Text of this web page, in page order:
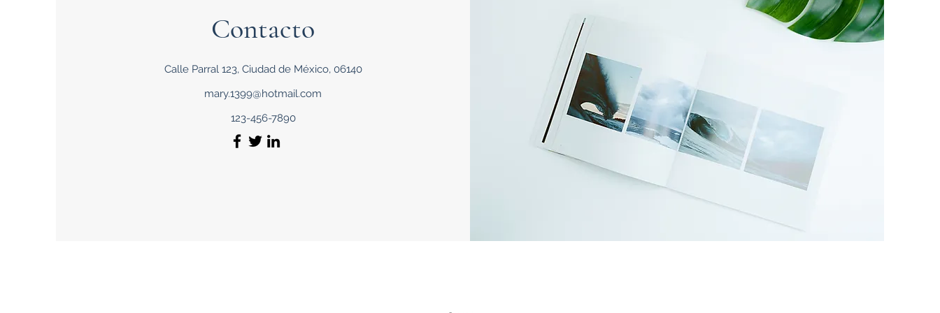
Video Title
Publisher Name
Video Title
Publisher Name
Video Title
Contacto
Calle Parral 123, Ciudad de México, 06140
mary.1399@hotmail.com
123-456-7890